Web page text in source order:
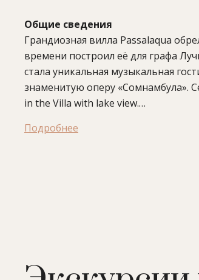
Общие сведения
Грандиозная вилла Passalaqua
времени построил её для графа
стала уникальная музыкальная
знаменитую оперу «Сомнамбула».
in the Villa with lake view.
открытия отеля в 2022 году гости
лицом и телом), тренажерный зал,
Подробнее